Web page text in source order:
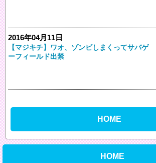
2016年04月11日
【マジキチ】ワオ、ゾンビしまくってサバゲ
ーフィールド出禁
HOME
HOME